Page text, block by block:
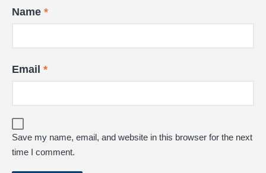
Name *
Email *
Save my name, email, and website in this browser for the next
time I comment.